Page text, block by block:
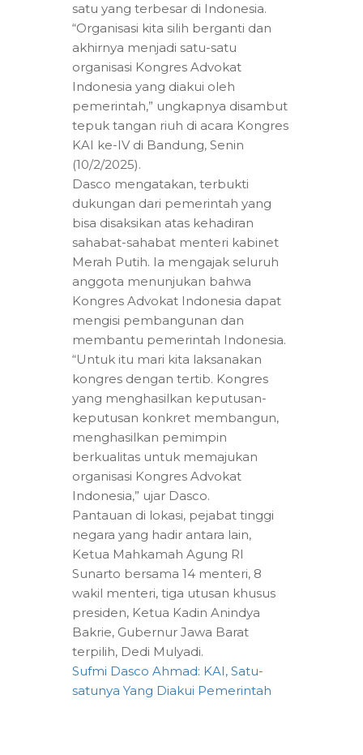
satu yang terbesar di Indonesia.
“Organisasi kita silih berganti dan
akhirnya menjadi satu-satu
organisasi Kongres Advokat
Indonesia yang diakui oleh
pemerintah,” ungkapnya disambut
tepuk tangan riuh di acara Kongres
KAI ke-IV di Bandung, Senin
(10/2/2025).
Dasco mengatakan, terbukti
dukungan dari pemerintah yang
bisa disaksikan atas kehadiran
sahabat-sahabat menteri kabinet
Merah Putih. Ia mengajak seluruh
anggota menunjukan bahwa
Kongres Advokat Indonesia dapat
mengisi pembangunan dan
membantu pemerintah Indonesia.
“Untuk itu mari kita laksanakan
kongres dengan tertib. Kongres
yang menghasilkan keputusan-
keputusan konkret membangun,
menghasilkan pemimpin
berkualitas untuk memajukan
organisasi Kongres Advokat
Indonesia,” ujar Dasco.
Pantauan di lokasi, pejabat tinggi
negara yang hadir antara lain,
Ketua Mahkamah Agung RI
Sunarto bersama 14 menteri, 8
wakil menteri, tiga utusan khusus
presiden, Ketua Kadin Anindya
Bakrie, Gubernur Jawa Barat
terpilih, Dedi Mulyadi.
Sufmi Dasco Ahmad: KAI, Satu-
satunya Yang Diakui Pemerintah